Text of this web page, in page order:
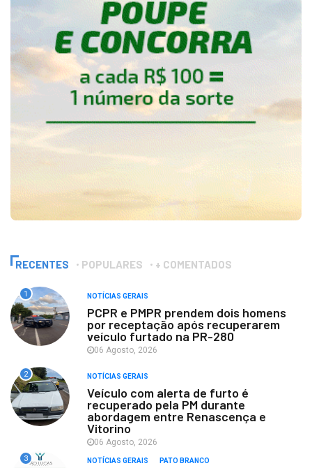
RECENTES POPULARES + COMENTADOS
1 NOTÍCIAS GERAIS
PCPR e PMPR prendem dois homens
por receptação após recuperarem
veículo furtado na PR-280
06 Agosto, 2026
2 NOTÍCIAS GERAIS
Veículo com alerta de furto é
recuperado pela PM durante
abordagem entre Renascença e
Vitorino
06 Agosto, 2026
3 NOTÍCIAS GERAIS PATO BRANCO